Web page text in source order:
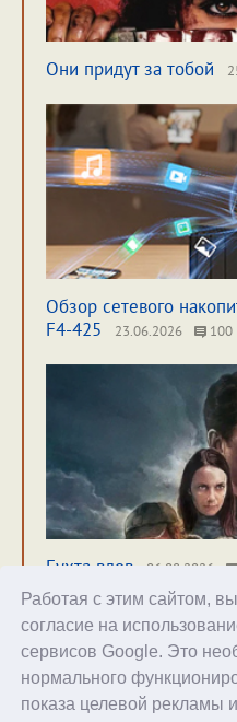
Работая с этим сайтом,
согласие на
сервисов Google. Это
нормального
показа целевой рекламы
Они придут за тобой
Обзор сетевого
F4-425
23.06.2026 100
Бухта вдов 06.08.2026
Хостинг